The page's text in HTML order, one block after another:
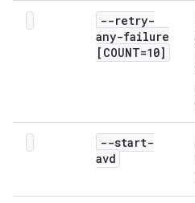
--retry-
any-failure
[COUNT=10]
--start-
avd